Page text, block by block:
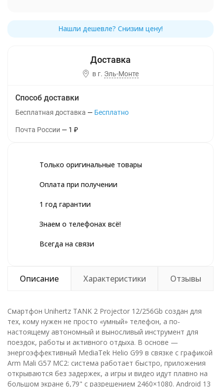
в г. Эль-Монте
Способ доставки
Бесплатная доставка Бесплатно
Почта России 1 ₽
Только оригинальные товары
Оплата при получении
1 год гарантии
Знаем о телефонах всё!
Всегда на связи
Описание Характеристики Отзывы
Смартфон Unihertz TANK 2 Projector 12/256Gb создан для
тех, кому нужен не просто «умный» телефон, а по-
настоящему автономный и выносливый инструмент для
поездок, работы и активного отдыха. В основе —
энергоэффективный MediaTek Helio G99 в связке с графикой
Arm Mali G57 MC2: система работает быстро, приложения
открываются без задержек, а игры и видео идут плавно на
большом экране 6,79" с разрешением 2460×1080. Android 13